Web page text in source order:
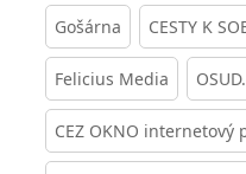
Gošárna CESTY K
Felicius Media
CEZ OKNO internetový